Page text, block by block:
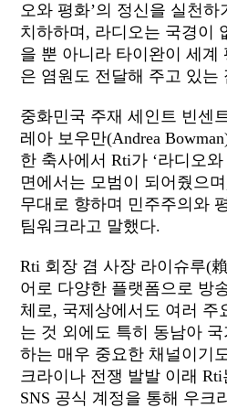
오와 평화’의 정신을 실천하
치하하며, 라디오는 국경이
을 뿐 아니라 타이완이 세계
은 염원도 전달해 주고 있는
중화민국 주재 세인트 빈센
레아 보우만(Andrea
한 축사에서 Rti가 ‘라디오
면에서는 모범이 되어줬으
무대로 향하며 민주주의와
팀워크라고 말했다.
Rti 회장 겸 사장 라이슈루(
어로 다양한 플랫폼으로 방
체로, 국제상에서도 여러 주
는 것 외에도 특히 동남아
하는 매우 중요한 채널이기
크라이나 전쟁 발발 이래 Rti
SNS 공식 계정을 통해 우크